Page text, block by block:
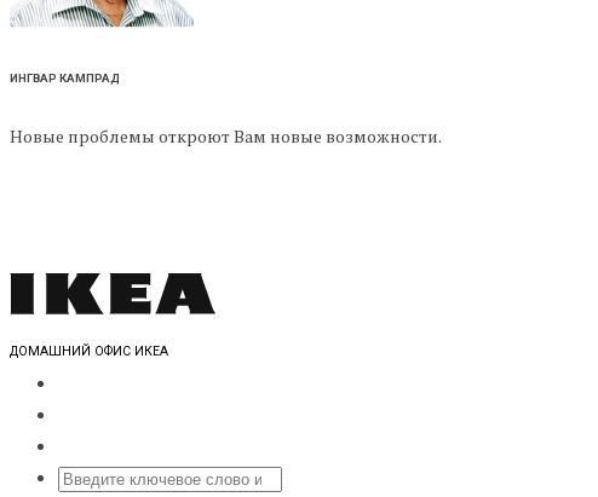
ИНГВАР КАМПРАД
Новые проблемы откроют Вам новые возможности.
ДОМАШНИЙ ОФИС ИКЕА